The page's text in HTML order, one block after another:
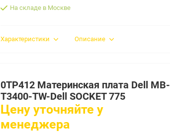
На складе в Москве
Характеристики Описание
0TP412 Материнская плата Dell MB-
T3400-TW-Dell SOCKET 775
Цену уточняйте у
менеджера